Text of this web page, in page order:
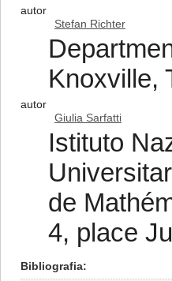
autor
Stefan Richter
Knoxville,
autor
Giulia Sarfatti
Istituto
de
4, place
Bibliografia